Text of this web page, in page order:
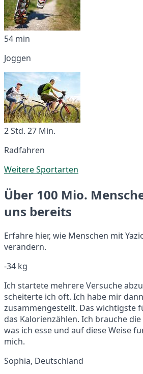
54 min
Joggen
2 Std. 27 Min.
Radfahren
Weitere Sportarten
Über 100 Mio.
uns bereits
Erfahre hier, wie Menschen mit
verändern.
-34 kg
Ich startete mehrere Versuche
scheiterte ich oft. Ich habe mir
zusammengestellt. Das wichtigste
das Kalorienzählen. Ich brauche
was ich esse und auf diese Weise
mich.
Sophia, Deutschland